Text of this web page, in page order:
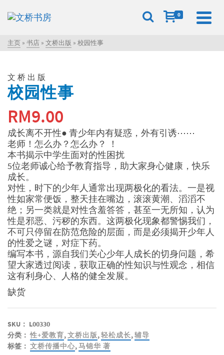
0
主页 » 书店 » 文桥出版 » 校园性事
文桥出版
校园性事
RM9.00
成长离不开性● 青少年内有疑惑，外有引诱⋯⋯
老师！怎么办？怎么办？ ！
本书揭示中学生面对的性困扰
5位老师诚心给予教育指导，助大家身心健康，快乐
成长。
对性，时下的少年人通常出现两极化的看法。一是视
性如家常便饭，整天挂在嘴边，滚滚黄潮、滔滔不
绝；另一类就是对性含羞答答，甚至一无所知，认为
性是邪恶、污秽的东西。这两极化现象都警惕我们，
不可只停留在防范危险的层面，而是必须揭开少年人
的性爱之谜，对症下药。
编写本书，源自我们关心少年人成长的切身问题，希
望大家透过阅读，获取正确的性知识与性观念，相信
这有利身心、人格的健全发展。
缺货
SKU： L00330
分类：性+爱教育,文桥出版,轻松成长,辅导
标签： 文桥传播中心,马锦华 著